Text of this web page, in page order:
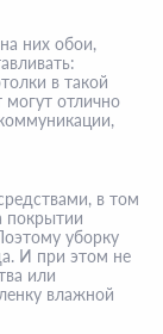
них обои,
в такой
отлично
в том
покрытии
уборку
И при этом не
или
влажной